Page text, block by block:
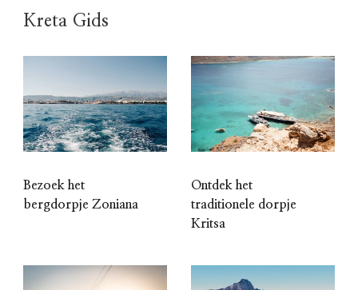
Kreta Gids
Bezoek het
bergdorpje Zoniana
Ontdek het
traditionele dorpje
Kritsa